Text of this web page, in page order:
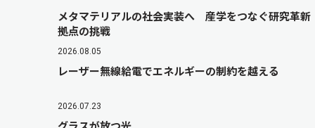
メタマテリアルの社会実装へ 産学をつなぐ研究革新
拠点の挑戦
2026.08.05
レーザー無線給電でエネルギーの制約を越える
2026.07.23